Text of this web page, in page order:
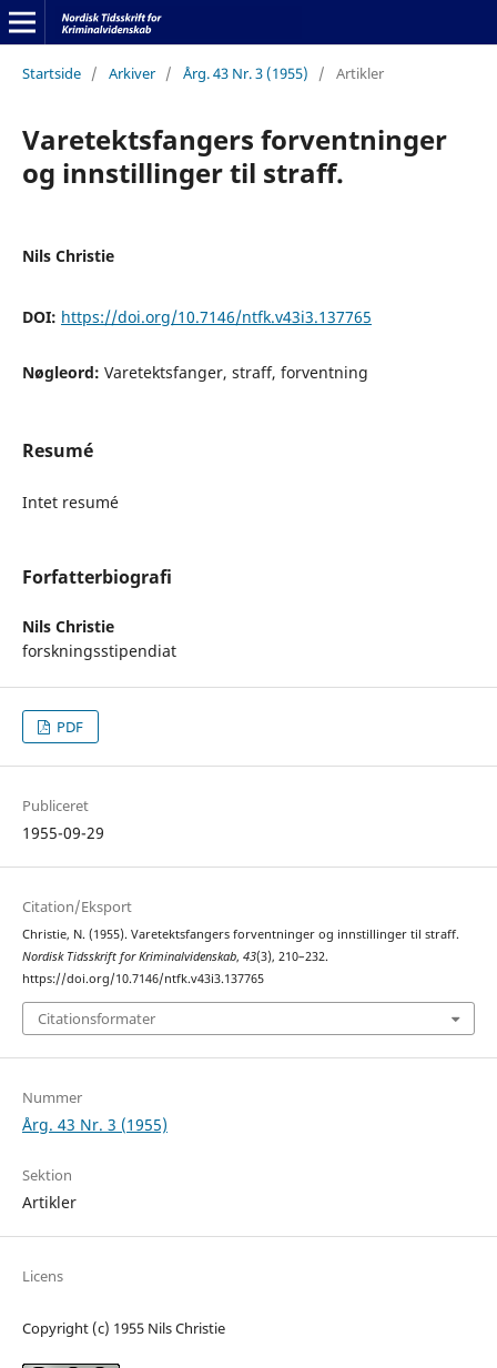
Startside / Arkiver / Årg. 43 Nr. 3 (1955) / Artikler
Varetektsfangers forventninger
og innstillinger til straff.
Nils Christie
DOI: https://doi.org/10.7146/ntfk.v43i3.137765
Nøgleord: Varetektsfanger, straff, forventning
Resumé
Intet resumé
Forfatterbiografi
Nils Christie
forskningsstipendiat
PDF
Publiceret
1955-09-29
Citation/Eksport
Christie, N. (1955). Varetektsfangers forventninger og innstillinger til straff.
Nordisk Tidsskrift for Kriminalvidenskab, 43(3), 210–232.
https://doi.org/10.7146/ntfk.v43i3.137765
Citationsformater
Nummer
Årg. 43 Nr. 3 (1955)
Sektion
Artikler
Licens
Copyright (c) 1955 Nils Christie